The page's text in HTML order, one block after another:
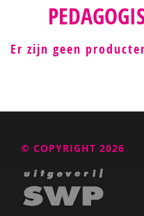
Er zijn geen
© COPYRIGHT 2026